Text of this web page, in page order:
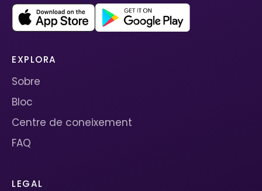
EXPLORA
Sobre
Bloc
Centre de coneixement
FAQ
LEGAL